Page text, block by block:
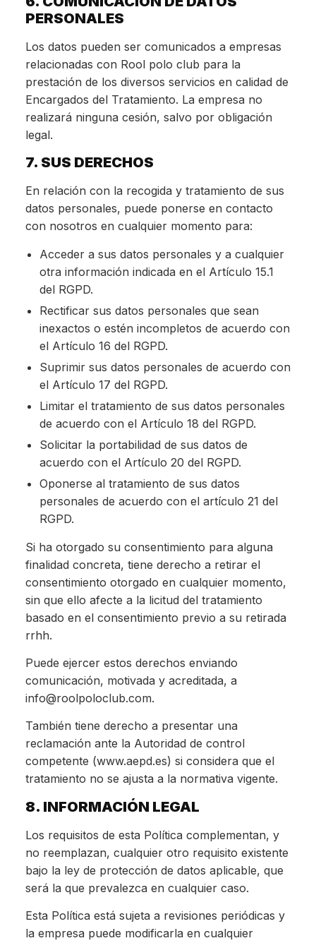
PERSONALES
Los datos pueden ser comunicados a empresas
relacionadas con Rool polo club para la
prestación de los diversos servicios en calidad de
Encargados del Tratamiento. La empresa no
realizará ninguna cesión, salvo por obligación
legal.
7. SUS DERECHOS
En relación con la recogida y tratamiento de sus
datos personales, puede ponerse en contacto
con nosotros en cualquier momento para:
Acceder a sus datos personales y a cualquier
otra información indicada en el Artículo 15.1
del RGPD.
Rectificar sus datos personales que sean
inexactos o estén incompletos de acuerdo con
el Artículo 16 del RGPD.
Suprimir sus datos personales de acuerdo con
el Artículo 17 del RGPD.
Limitar el tratamiento de sus datos personales
de acuerdo con el Artículo 18 del RGPD.
Solicitar la portabilidad de sus datos de
acuerdo con el Artículo 20 del RGPD.
Oponerse al tratamiento de sus datos
personales de acuerdo con el artículo 21 del
RGPD.
Si ha otorgado su consentimiento para alguna
finalidad concreta, tiene derecho a retirar el
consentimiento otorgado en cualquier momento,
sin que ello afecte a la licitud del tratamiento
basado en el consentimiento previo a su retirada
rrhh.
Puede ejercer estos derechos enviando
comunicación, motivada y acreditada, a
info@roolpoloclub.com.
También tiene derecho a presentar una
reclamación ante la Autoridad de control
competente (www.aepd.es) si considera que el
tratamiento no se ajusta a la normativa vigente.
8. INFORMACIÓN LEGAL
Los requisitos de esta Política complementan, y
no reemplazan, cualquier otro requisito existente
bajo la ley de protección de datos aplicable, que
será la que prevalezca en cualquier caso.
Esta Política está sujeta a revisiones periódicas y
la empresa puede modificarla en cualquier